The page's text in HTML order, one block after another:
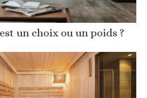
un choix ou un poids ?